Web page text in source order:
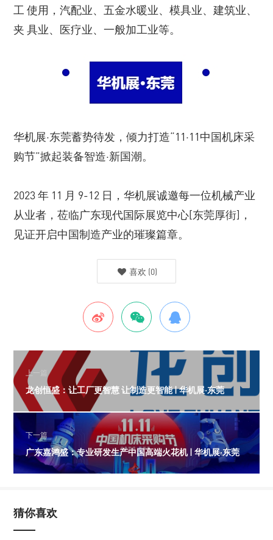
工 使用，汽配业、五金水暖业、模具业、建筑业、
夹 具业、医疗业、一般加工业等。
华机展·东莞蓄势待发，倾力打造“11·11中国机床采
购节”掀起装备智造·新国潮。
2023 年 11 月 9-12 日，华机展诚邀每一位机械产业
从业者，莅临广东现代国际展览中心[东莞厚街]，
见证开启中国制造产业的璀璨篇章。
喜欢 (0)
上一篇
龙创恒盛：让工厂更智慧 让制造更智能 | 华机展·东莞
下一篇
广东嘉鸿盛：专业研发生产中国高端火花机 | 华机展·东莞
猜你喜欢